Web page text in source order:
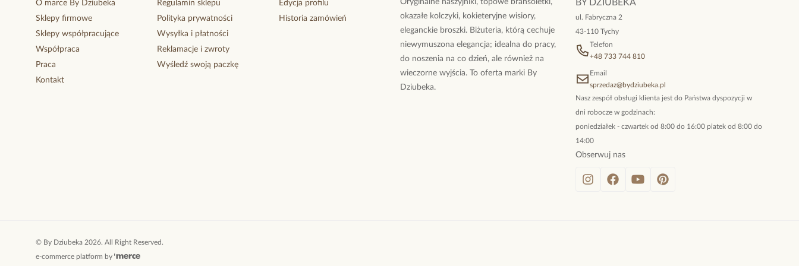
O marce By Dziubeka
Sklepy firmowe
Sklepy współpracujące
Współpraca
Praca
Kontakt
Regulamin sklepu
Polityka prywatności
Wysyłka i płatności
Reklamacje i zwroty
Wyśledź swoją paczkę
Edycja profilu
Historia zamówień
Oryginalne naszyjniki, topowe bransoletki,
okazałe kolczyki, kokieteryjne wisiory,
eleganckie broszki. Biżuteria, którą cechuje
niewymuszona elegancja; idealna do pracy,
do noszenia na co dzień, ale również na
wieczorne wyjścia. To oferta marki By
Dziubeka.
BY DZIUBEKA
ul. Fabryczna 2
43-110 Tychy
Telefon
+48 733 744 810
Email
sprzedaz@bydziubeka.pl
Nasz zespół obsługi klienta jest do Państwa dyspozycji w
dni robocze w godzinach:
poniedziałek - czwartek od 8:00 do 16:00 piatek od 8:00 do
14:00
Obserwuj nas
© By Dziubeka 2026. All Right Reserved.
e-commerce platform by